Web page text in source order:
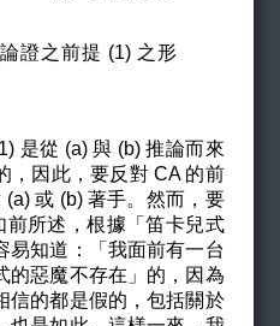
之前提 (1) 之形
是從 (a) 與 (b) 推論而來
，因此，要反對 CA 的前
或 (b) 著手。然而，要
前所述，根據「笛卡兒式
易知道：「我面前有一台
的惡魔不存在」的，因為
信的都是假的，包括關於